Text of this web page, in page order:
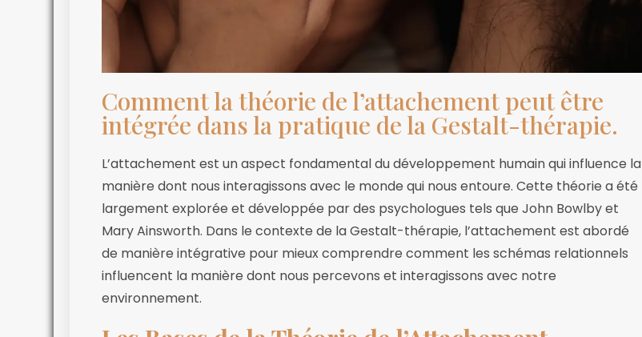
Comment la théorie de l’attachement peut être
intégrée dans la pratique de la Gestalt-thérapie.
L’attachement est un aspect fondamental du développement humain qui influence la
manière dont nous interagissons avec le monde qui nous entoure. Cette théorie a été
largement explorée et développée par des psychologues tels que John Bowlby et
Mary Ainsworth. Dans le contexte de la Gestalt-thérapie, l’attachement est abordé
de manière intégrative pour mieux comprendre comment les schémas relationnels
influencent la manière dont nous percevons et interagissons avec notre
environnement.